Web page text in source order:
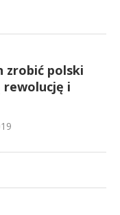
zrobić polski
rewolucję i